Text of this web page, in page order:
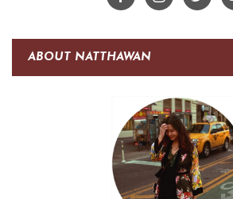
ABOUT NATTHAWAN